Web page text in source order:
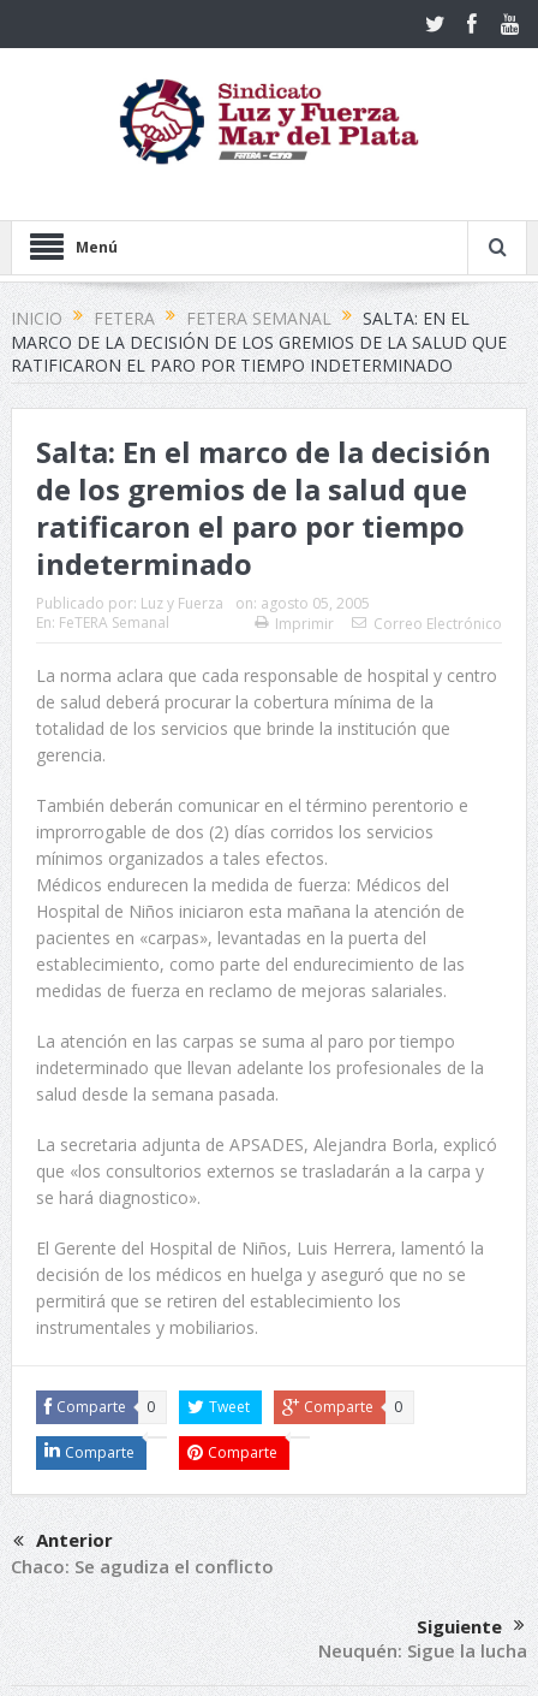
Menú
INICIO FETERA FETERA SEMANAL
SALTA: EN EL
MARCO DE LA DECISIÓN DE LOS GREMIOS DE LA SALUD QUE
RATIFICARON EL PARO POR TIEMPO INDETERMINADO
Salta: En el marco de la decisión
de los gremios de la salud que
ratificaron el paro por tiempo
indeterminado
Publicado por: Luz y Fuerza on: agosto 05, 2005
En: FeTERA Semanal Imprimir Correo Electrónico
La norma aclara que cada responsable de hospital y centro
de salud deberá procurar la cobertura mínima de la
totalidad de los servicios que brinde la institución que
gerencia.
También deberán comunicar en el término perentorio e
improrrogable de dos (2) días corridos los servicios
mínimos organizados a tales efectos.
Médicos endurecen la medida de fuerza: Médicos del
Hospital de Niños iniciaron esta mañana la atención de
pacientes en «carpas», levantadas en la puerta del
establecimiento, como parte del endurecimiento de las
medidas de fuerza en reclamo de mejoras salariales.
La atención en las carpas se suma al paro por tiempo
indeterminado que llevan adelante los profesionales de la
salud desde la semana pasada.
La secretaria adjunta de APSADES, Alejandra Borla, explicó
que «los consultorios externos se trasladarán a la carpa y
se hará diagnostico».
El Gerente del Hospital de Niños, Luis Herrera, lamentó la
decisión de los médicos en huelga y aseguró que no se
permitirá que se retiren del establecimiento los
instrumentales y mobiliarios.
Comparte 0 Tweet Comparte 0
Comparte Comparte
Anterior
Chaco: Se agudiza el conflicto
Siguiente
Neuquén: Sigue la lucha